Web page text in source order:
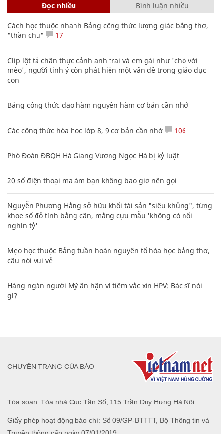
Đọc nhiều Bình luận nhiều
Cách học thuộc nhanh Bảng công thức lượng giác bằng thơ,
"thần chú"
17
Clip lột tả chân thực cảnh anh trai và em gái như 'chó với
mèo', người tinh ý còn phát hiện một vấn đề trong giáo dục
con
Bảng công thức đạo hàm nguyên hàm cơ bản cần nhớ
Các công thức hóa học lớp 8, 9 cơ bản cần nhớ 106
Phó Đoàn ĐBQH Hà Giang Vương Ngọc Hà bị kỷ luật
20 số điện thoại ma ám bạn không bao giờ nên gọi
Nguyễn Phương Hằng sở hữu khối tài sản "siêu khủng", từng
khoe sổ đỏ tính bằng cân, mắng cựu mẫu 'không có nổi
nghìn tỷ'
Mẹo học thuộc Bảng tuần hoàn nguyên tố hóa học bằng thơ,
câu nói vui vẻ
Hàng ngàn người Mỹ ân hận vì tiêm vắc xin HPV: Bác sĩ nói
gì?
Tòa soạn: Tòa nhà Cục Tần Số, 115 Trần Duy Hưng Hà Nội
Giấy phép hoạt động báo chí: Số 09/GP-BTTTT, Bộ Thông tin và
CHUYÊN TRANG CỦA BÁO